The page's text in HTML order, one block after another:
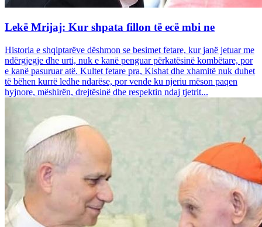
Lekë Mrijaj: Kur shpata fillon të ecë mbi ne
Historia e shqiptarëve dëshmon se besimet fetare, kur janë jetuar me
ndërgjegje dhe urti, nuk e kanë penguar përkatësinë kombëtare, por
e kanë pasuruar atë. Kultet fetare pra, Kishat dhe xhamitë nuk duhet
të bëhen kurrë ledhe ndarëse, por vende ku njeriu mëson paqen
hyjnore, mëshirën, drejtësinë dhe respektin ndaj tjetrit...